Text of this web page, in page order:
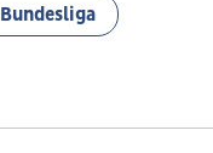
Bundesliga